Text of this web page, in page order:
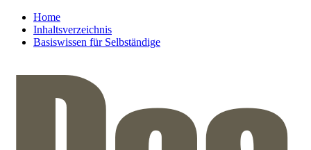
Home
Inhaltsverzeichnis
Basiswissen für Selbständige